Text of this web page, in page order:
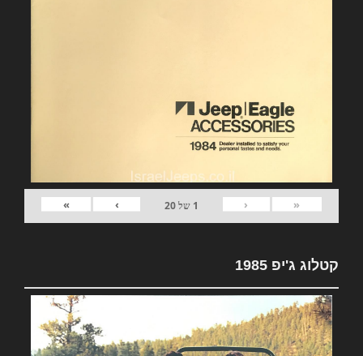
«
‹
1 של20
›
»
קטלוג ג'יפ 1985